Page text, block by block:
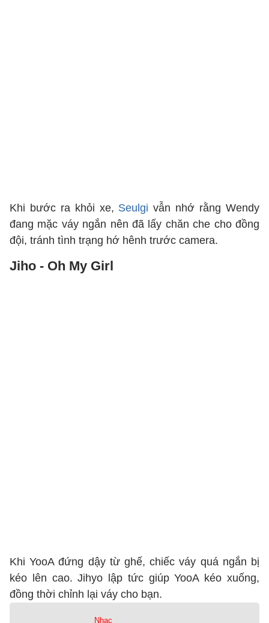
Khi bước ra khỏi xe, Seulgivẫn nhớ rằng Wendy
đang mặc váy ngắn nên đã lấy chăn che cho đồng
đội, tránh tình trạng hớ hênh trước camera.
Jiho - Oh My Girl
Khi YooA đứng dậy từ ghế, chiếc váy quá ngắn bị
kéo lên cao. Jihyo lập tức giúp YooA kéo xuống,
đồng thời chỉnh lại váy cho bạn.
Nhạc